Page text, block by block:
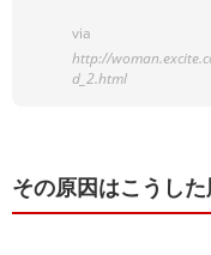
via
http://
d_2.html
その原因はこうした